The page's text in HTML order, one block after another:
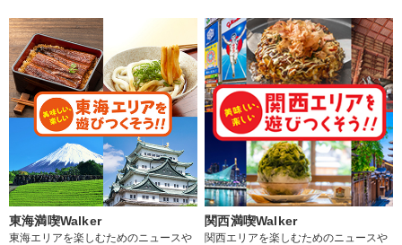
東海満喫Walker
東海エリアを楽しむためのニュースや
関西満喫Walker
関西エリアを楽しむためのニュースや